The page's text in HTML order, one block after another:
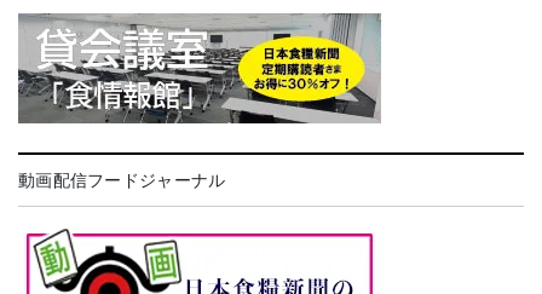
動画配信フードジャーナル